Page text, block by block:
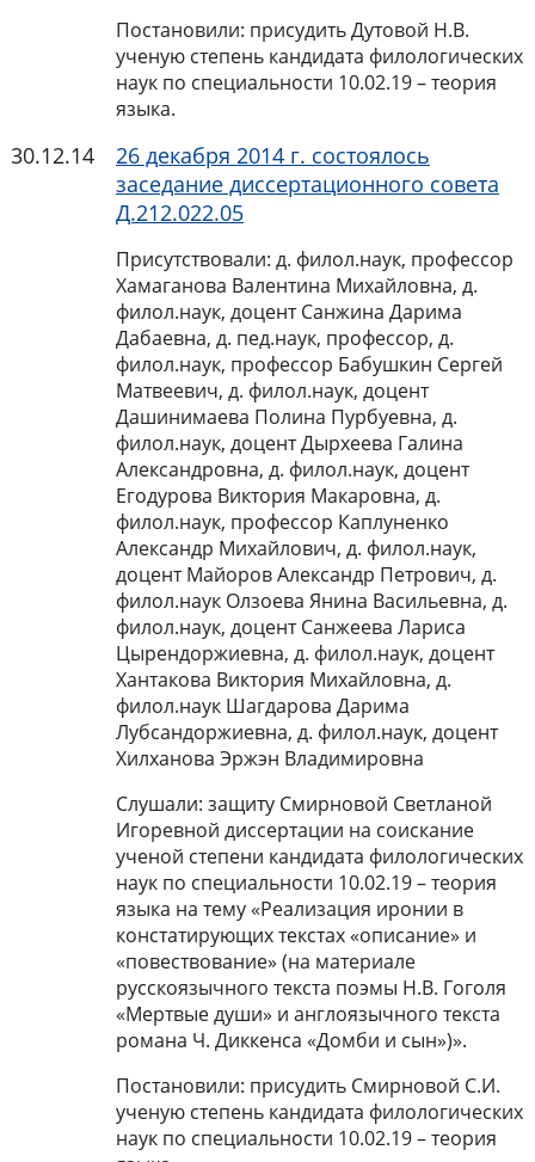
Постановили: присудить Дутовой Н.В.
ученую степень кандидата филологических
наук по специальности 10.02.19 – теория
языка.
30.12.14
26 декабря 2014 г. состоялось
заседание диссертационного совета
Д.212.022.05
Присутствовали: д. филол.наук, профессор
Хамаганова Валентина Михайловна, д.
филол.наук, доцент Санжина Дарима
Дабаевна, д. пед.наук, профессор, д.
филол.наук, профессор Бабушкин Сергей
Матвеевич, д. филол.наук, доцент
Дашинимаева Полина Пурбуевна, д.
филол.наук, доцент Дырхеева Галина
Александровна, д. филол.наук, доцент
Егодурова Виктория Макаровна, д.
филол.наук, профессор Каплуненко
Александр Михайлович, д. филол.наук,
доцент Майоров Александр Петрович, д.
филол.наук Олзоева Янина Васильевна, д.
филол.наук, доцент Санжеева Лариса
Цырендоржиевна, д. филол.наук, доцент
Хантакова Виктория Михайловна, д.
филол.наук Шагдарова Дарима
Лубсандоржиевна, д. филол.наук, доцент
Хилханова Эржэн Владимировна
Слушали: защиту Смирновой Светланой
Игоревной диссертации на соискание
ученой степени кандидата филологических
наук по специальности 10.02.19 – теория
языка на тему «Реализация иронии в
констатирующих текстах «описание» и
«повествование» (на материале
русскоязычного текста поэмы Н.В. Гоголя
«Мертвые души» и англоязычного текста
романа Ч. Диккенса «Домби и сын»)».
Постановили: присудить Смирновой С.И.
ученую степень кандидата филологических
наук по специальности 10.02.19 – теория